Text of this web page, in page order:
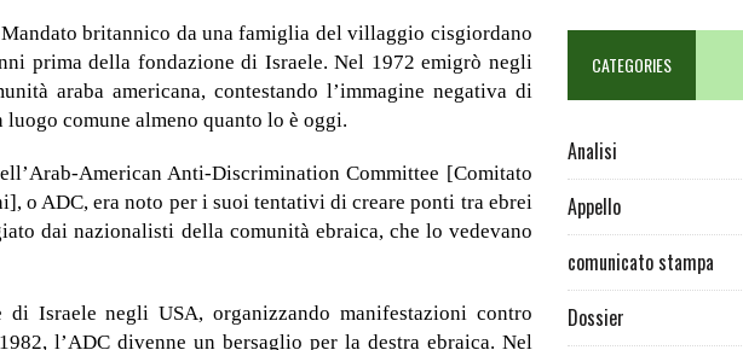
britannico da una famiglia del villaggio cisgiordano
prima della fondazione di Israele. Nel 1972 emigrò negli
araba americana, contestando l’immagine negativa di
comune almeno quanto lo è oggi.
American Anti-Discrimination Committee [Comitato
o ADC, era noto per i suoi tentativi di creare ponti tra ebrei
dai nazionalisti della comunità ebraica, che lo vedevano
Israele negli USA, organizzando manifestazioni contro
l’ADC divenne un bersaglio per la destra ebraica. Nel
CATEGORIES
Analisi
Appello
comunicato stampa
Dossier